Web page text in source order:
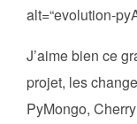
alt=“evolution-
J’aime bien ce
projet, les
PyMongo,